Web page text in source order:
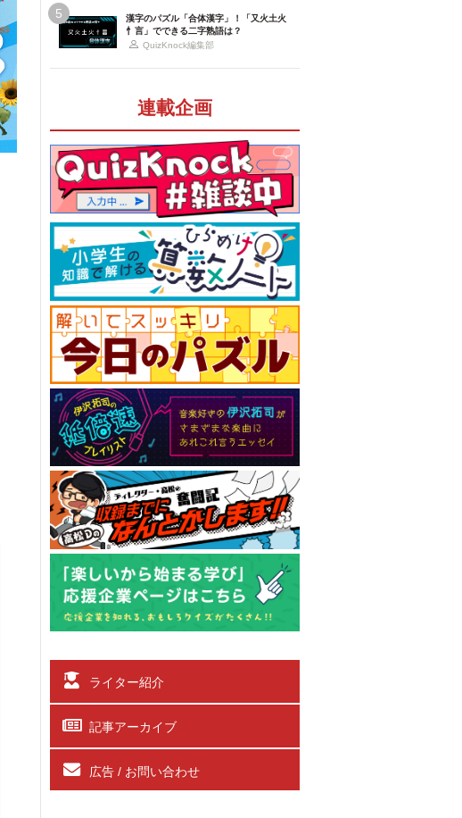
5
漢字のパズル「合体漢字」！「又火土火
忄言」でできる二字熟語は？
QuizKnock編集部
連載企画
ライター紹介
記事アーカイブ
広告 / お問い合わせ